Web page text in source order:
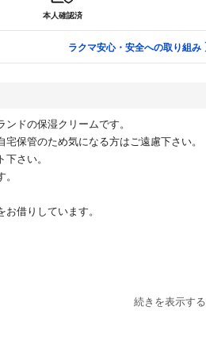
本人確認済
ラクマ安心・安全への取り組み
ドの保湿クリームです。
保管のため気になる方はご遠慮下さい。
さい。
借りしています。
続きを表示する